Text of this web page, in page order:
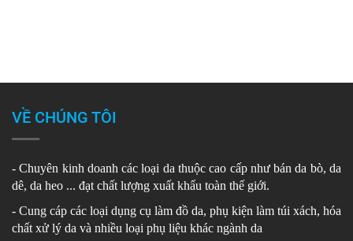
VỀ CHÚNG TÔI
- Chuyên kinh doanh các loại da thuộc cao cấp như bán da bò, da
dê, da heo ... đạt chất lượng xuất khẩu toàn thế giới.
- Cung cáp các loại dụng cụ làm đồ da, phụ kiện làm túi xách, hóa
chất xử lý da và nhiều loại phụ liệu khác ngành da